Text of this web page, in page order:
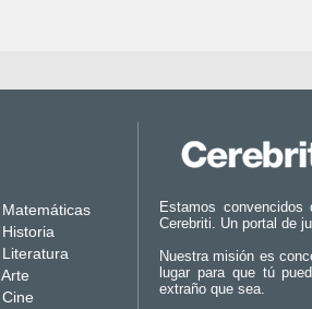
Matemáticas
Historia
Literatura
Arte
Cine
Estamos
Cerebriti. Un portal de
Nuestra misión es
lugar para que tú
extraño que sea.